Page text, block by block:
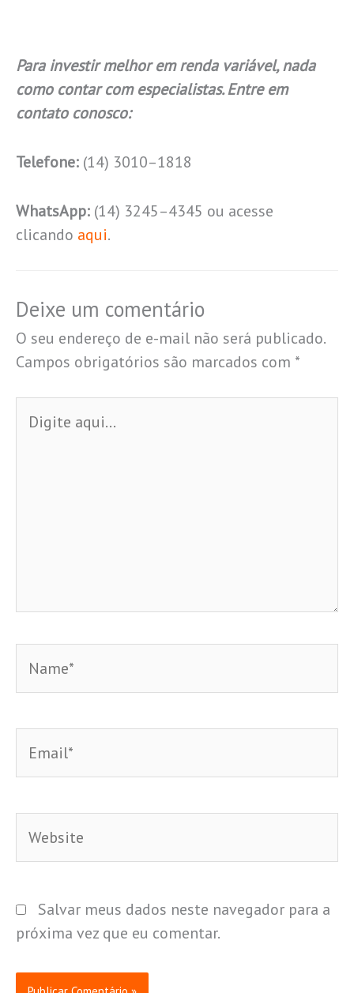
Para investir melhor em renda variável, nada
como contar com especialistas. Entre em
contato conosco:
Telefone: (14) 3010–1818
WhatsApp: (14) 3245–4345 ou acesse
clicando aqui.
Deixe um comentário
O seu endereço de e-mail não será publicado.
Campos obrigatórios são marcados com *
aqui...
Salvar meus dados neste navegador para a
próxima vez que eu comentar.